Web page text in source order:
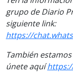
grupo de Diario
siguiente link:
https://
También
únete aquí